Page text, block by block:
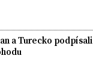
a Turecko podpísali